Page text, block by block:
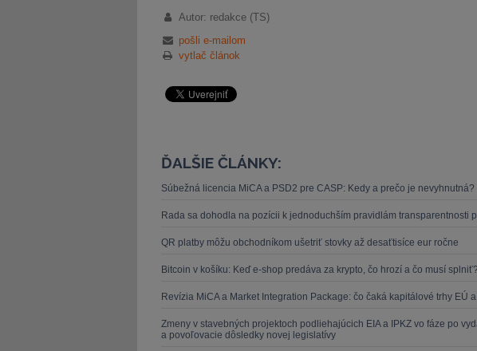
Autor: redakce (TS)
pošli e-mailom
vytlač článok
ĎALŠIE ČLÁNKY:
Súbežná licencia MiCA a PSD2 pre CASP: Kedy a prečo je nevyhnutná?
Rada sa dohodla na pozícii k jednoduchším pravidlám transparentnosti
QR platby môžu obchodníkom ušetriť stovky až desaťtisíce eur ročne
Bitcoin v košíku: Keď e-shop predáva za krypto, čo hrozí a čo musí splniť?
Revízia MiCA a Market Integration Package: čo čaká kapitálové trhy EÚ
Zmeny v stavebných projektoch podliehajúcich EIA a IPKZ vo fáze po
a povoľovacie dôsledky novej legislatívy